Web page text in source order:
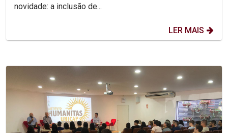
novidade: a inclusão de...
LER MAIS